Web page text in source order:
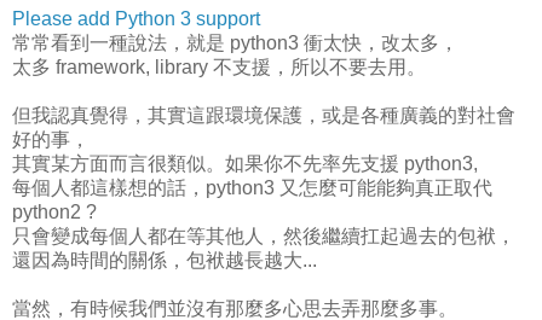
Please add Python 3 support
常常看到一種說法，就是 python3 衝太快，改太多，
太多 framework, library 不支援，所以不要去用。
但我認真覺得，其實這跟環境保護，或是各種廣義的對社會
好的事，
其實某方面而言很類似。如果你不先率先支援 python3,
每個人都這樣想的話，python3 又怎麼可能能夠真正取代
python2 ?
只會變成每個人都在等其他人，然後繼續扛起過去的包袱，
還因為時間的關係，包袱越長越大...
當然，有時候我們並沒有那麼多心思去弄那麼多事。